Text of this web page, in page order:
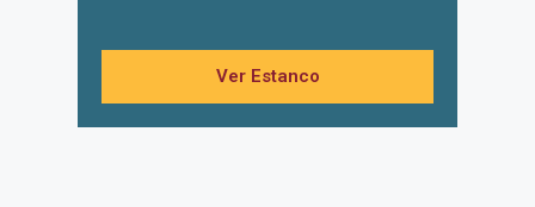
Ver Estanco